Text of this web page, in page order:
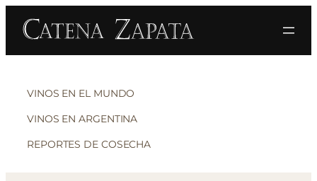
VINOS EN EL MUNDO
VINOS EN ARGENTINA
REPORTES DE COSECHA